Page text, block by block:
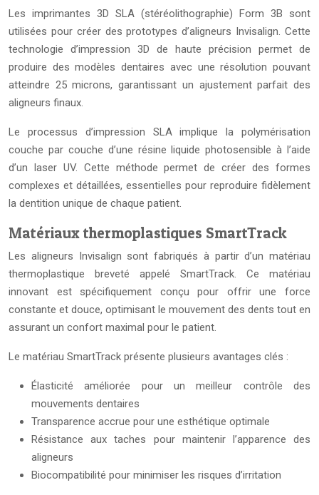
Les imprimantes 3D SLA (stéréolithographie) Form 3B sont
utilisées pour créer des prototypes d’aligneurs Invisalign. Cette
technologie d’impression 3D de haute précision permet de
produire des modèles dentaires avec une résolution pouvant
atteindre 25 microns, garantissant un ajustement parfait des
aligneurs finaux.
Le processus d’impression SLA implique la polymérisation
couche par couche d’une résine liquide photosensible à l’aide
d’un laser UV. Cette méthode permet de créer des formes
complexes et détaillées, essentielles pour reproduire fidèlement
la dentition unique de chaque patient.
Matériaux thermoplastiques SmartTrack
Les aligneurs Invisalign sont fabriqués à partir d’un matériau
thermoplastique breveté appelé SmartTrack. Ce matériau
innovant est spécifiquement conçu pour offrir une force
constante et douce, optimisant le mouvement des dents tout en
assurant un confort maximal pour le patient.
Le matériau SmartTrack présente plusieurs avantages clés :
Élasticité améliorée pour un meilleur contrôle des
mouvements dentaires
Transparence accrue pour une esthétique optimale
Résistance aux taches pour maintenir l’apparence des
aligneurs
Biocompatibilité pour minimiser les risques d’irritation